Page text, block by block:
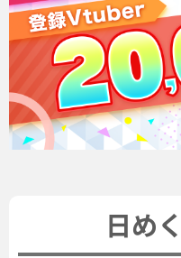
日め